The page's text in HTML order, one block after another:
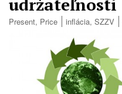
udržateľnosti
Present, Price inflácia, SZZV